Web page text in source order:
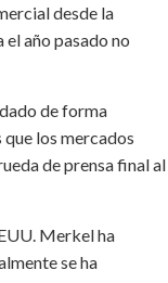
desde la
año pasado no
de forma
los mercados
de prensa final al
Merkel ha
se ha